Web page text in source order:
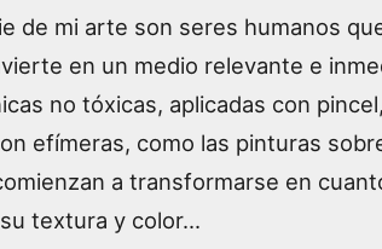
de mi arte son seres humanos
en un medio relevante e
no tóxicas, aplicadas con
efímeras, como las pinturas
a transformarse en
textura y color...